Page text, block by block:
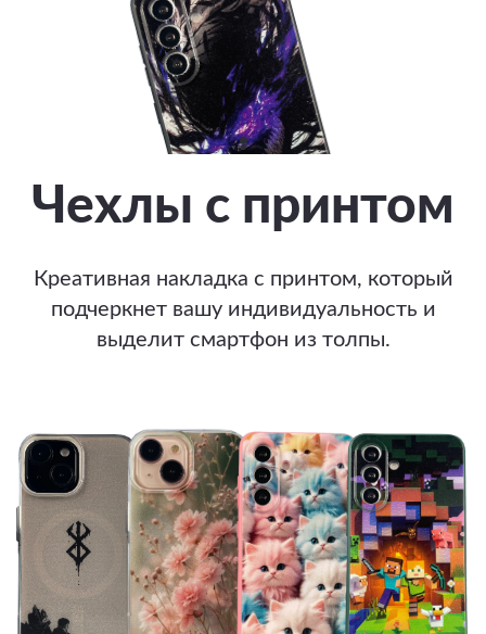
Чехлы с принтом
Креативная накладка с принтом, который
подчеркнет вашу индивидуальность и
выделит смартфон из толпы.